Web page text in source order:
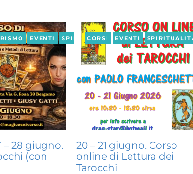
EVENTI SPIRITUALITÀ
– 28 giugno.
(con
CORSI EVENTI
20 – 21 giugno. Corso
online di Lettura dei
Tarocchi